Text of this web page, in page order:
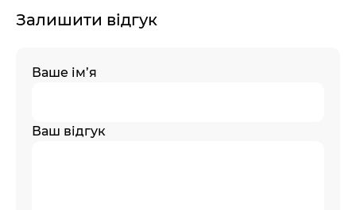
Залишити відгук
Ваше ім’я
Ваш відгук